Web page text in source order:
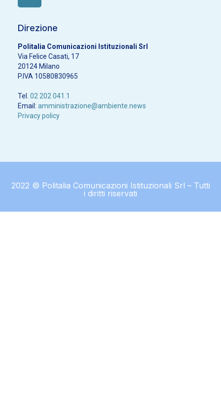
Direzione
Politalia Comunicazioni Istituzionali Srl
Via Felice Casati, 17
20124 Milano
P.IVA 10580830965
Tel. 02 202 041.1
Email: amministrazione@ambiente.news
Privacy policy
2022 © Politalia Comunicazioni Istituzionali Srl – Tutti
i diritti riservati